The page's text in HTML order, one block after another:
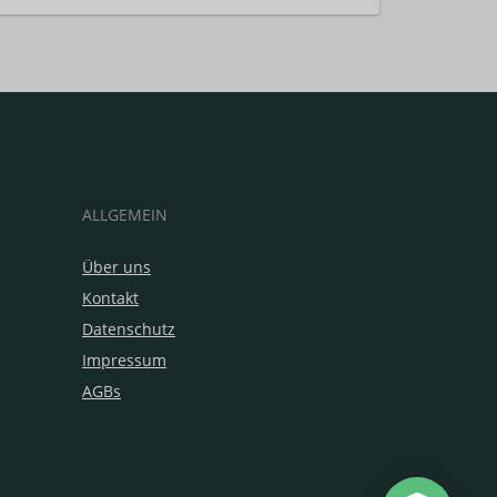
ALLGEMEIN
Über uns
Kontakt
Datenschutz
Impressum
AGBs